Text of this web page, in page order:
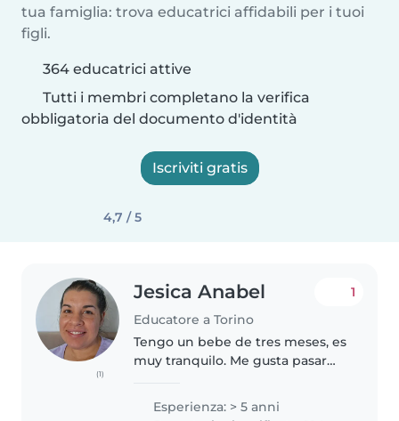
tua famiglia: trova educatrici affidabili per i tuoi
figli.
364 educatrici attive
Tutti i membri completano la verifica
obbligatoria del documento d'identità
Iscriviti gratis
4,7 / 5
(1)
Jesica Anabel
Educatore a Torino
1
Tengo un bebe de tres meses, es
muy tranquilo. Me gusta pasar
cuidado de niños hace 5 años
descubrí que ademas de estar
Esperienza: > 5 anni